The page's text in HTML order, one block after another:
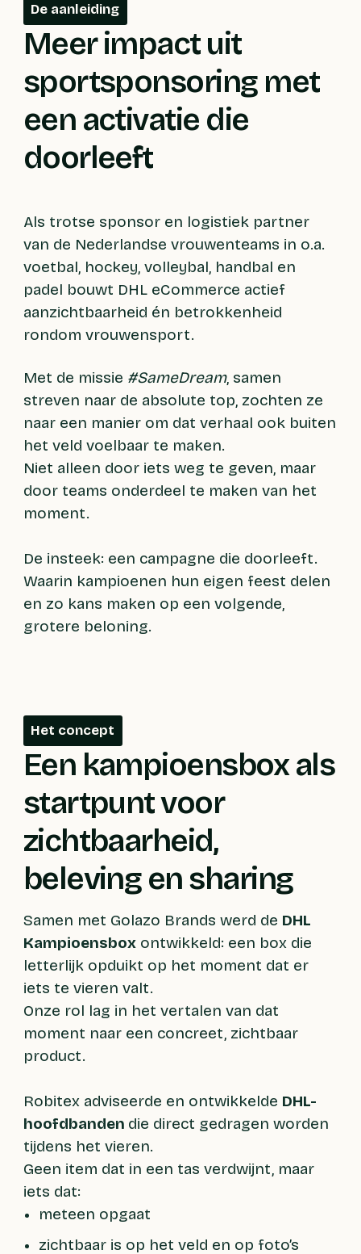
De aanleiding
Meer impact uit
sportsponsoring met
een activatie die
doorleeft
Als trotse sponsor en logistiek partner
van de Nederlandse vrouwenteams in o.a.
voetbal, hockey, volleybal, handbal en
padel bouwt DHL eCommerce actief
aanzichtbaarheid én betrokkenheid
rondom vrouwensport.
Met de missie #SameDream, samen
streven naar de absolute top, zochten ze
naar een manier om dat verhaal ook buiten
het veld voelbaar te maken.
Niet alleen door iets weg te geven, maar
door teams onderdeel te maken van het
moment.
De insteek: een campagne die doorleeft.
Waarin kampioenen hun eigen feest delen
en zo kans maken op een volgende,
grotere beloning.
Het concept
Een kampioensbox als
startpunt voor
zichtbaarheid,
beleving en sharing
Samen met Golazo Brands werd de DHL
Kampioensboxontwikkeld: een box die
letterlijk opduikt op het moment dat er
iets te vieren valt.
Onze rol lag in het vertalen van dat
moment naar een concreet, zichtbaar
product.
Robitex adviseerde en ontwikkelde DHL-
hoofdbanden die direct gedragen worden
tijdens het vieren.
Geen item dat in een tas verdwijnt, maar
iets dat:
meteen opgaat
zichtbaar is op het veld en op foto’s